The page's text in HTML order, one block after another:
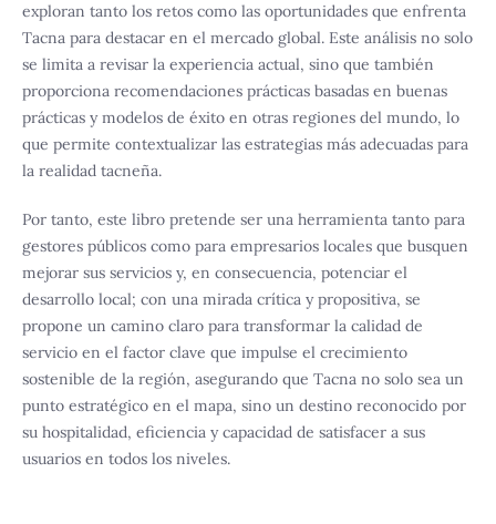
exploran tanto los retos como las oportunidades que enfrenta
Tacna para destacar en el mercado global. Este análisis no solo
se limita a revisar la experiencia actual, sino que también
proporciona recomendaciones prácticas basadas en buenas
prácticas y modelos de éxito en otras regiones del mundo, lo
que permite contextualizar las estrategias más adecuadas para
la realidad tacneña.
Por tanto, este libro pretende ser una herramienta tanto para
gestores públicos como para empresarios locales que busquen
mejorar sus servicios y, en consecuencia, potenciar el
desarrollo local; con una mirada crítica y propositiva, se
propone un camino claro para transformar la calidad de
servicio en el factor clave que impulse el crecimiento
sostenible de la región, asegurando que Tacna no solo sea un
punto estratégico en el mapa, sino un destino reconocido por
su hospitalidad, eficiencia y capacidad de satisfacer a sus
usuarios en todos los niveles.